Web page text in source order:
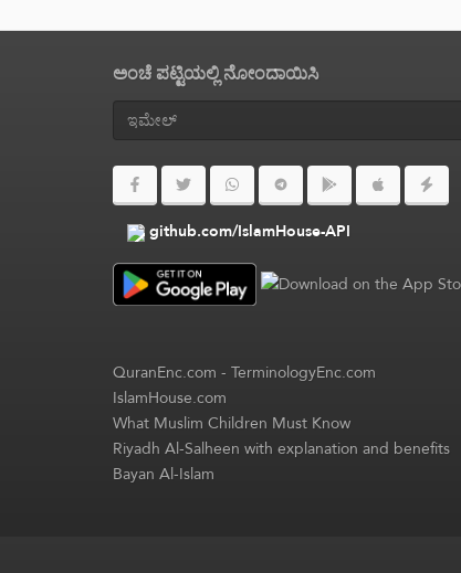
ಅಂಚೆ ಪಟ್ಟಿಯಲ್ಲಿ ನೋಂದಾಯಿಸಿ
github.com/IslamHouse-API
QuranEnc.com-TerminologyEnc.com
IslamHouse.com
What Muslim Children Must Know
Riyadh Al-Salheen with explanation and benefits
Bayan Al-Islam